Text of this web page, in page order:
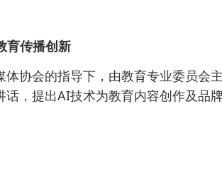
育传播创新
体协会的指导下，由教育专业委员会
话，提出AI技术为教育内容创作及品